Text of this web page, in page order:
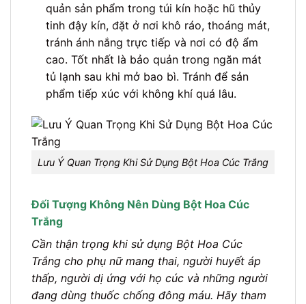
quản sản phẩm trong túi kín hoặc hũ thủy
tinh đậy kín, đặt ở nơi khô ráo, thoáng mát,
tránh ánh nắng trực tiếp và nơi có độ ẩm
cao. Tốt nhất là bảo quản trong ngăn mát
tủ lạnh sau khi mở bao bì. Tránh để sản
phẩm tiếp xúc với không khí quá lâu.
Lưu Ý Quan Trọng Khi Sử Dụng Bột Hoa Cúc Trắng
Đối Tượng Không Nên Dùng Bột Hoa Cúc
Trắng
Cần thận trọng khi sử dụng Bột Hoa Cúc
Trắng cho phụ nữ mang thai, người huyết áp
thấp, người dị ứng với họ cúc và những người
đang dùng thuốc chống đông máu. Hãy tham